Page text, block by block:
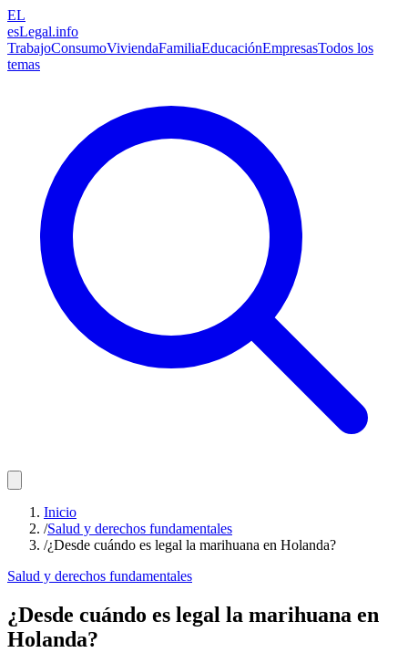
EL
esLegal.info
TrabajoConsumoViviendaFamiliaEducaciónEmpresasTodos los
temas
Inicio
/Salud y derechos fundamentales
/¿Desde cuándo es legal la marihuana en Holanda?
Salud y derechos fundamentales
¿Desde cuándo es legal la marihuana en
Holanda?